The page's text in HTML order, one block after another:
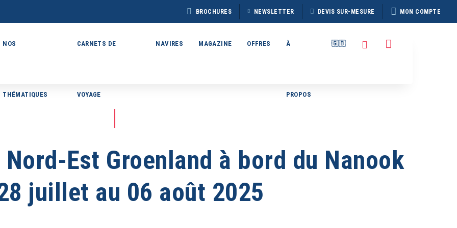
BROCHURES
BROCHURE
Voir toutes les Brochures
NEWSLETTER DEVIS SUR-MESURE MON COMPTE
NOS
THÉMATIQUES
CARNETS DE
VOYAGE
NAVIRES MAGAZINE OFFRES À
PROPOS
🇬🇧
Est Groenland à bord du Nanook
juillet au 06 août 2025